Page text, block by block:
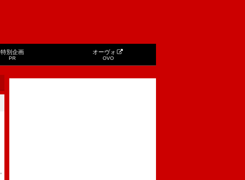
特別企画
PR
オーヴォ
OVO